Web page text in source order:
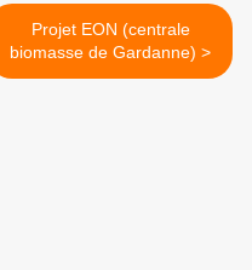
Projet EON (centrale
biomasse de Gardanne) >